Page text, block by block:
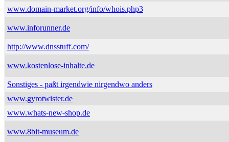
www.domain-market.org/info/whois.php3
www.inforunner.de
http://www.dnsstuff.com/
www.kostenlose-inhalte.de
Sonstiges - paßt irgendwie nirgendwo anders
www.gyrotwister.de
www.whats-new-shop.de
www.8bit-museum.de